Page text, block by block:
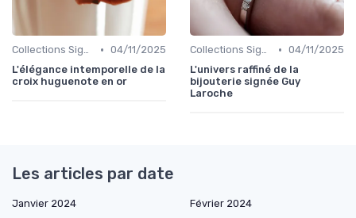
Collections Signature • 04/11/2025
L'élégance intemporelle de la
croix huguenote en or
Collections Signature • 04/11/2025
L'univers raffiné de la
bijouterie signée Guy
Laroche
Les articles par date
Janvier 2024
Février 2024